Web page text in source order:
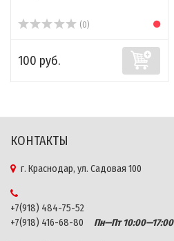
(0)
100 руб.
КОНТАКТЫ
г. Краснодар, ул. Садовая 100
+7(918) 484-75-52
+7(918) 416-68-80
Пн—Пт 10:00—17:00